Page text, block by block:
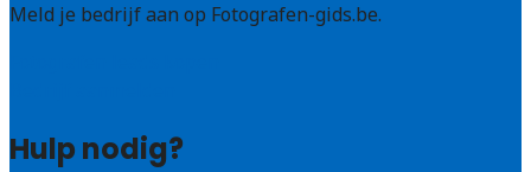
Meld je bedrijf aan op Fotografen-gids.be.
Hulp nodig?